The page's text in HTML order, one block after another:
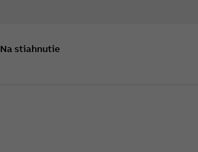
Na stiahnutie